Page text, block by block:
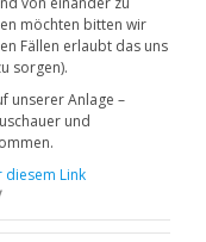
möchten bitten wir
Fällen erlaubt das uns
sorgen).
unserer Anlage –
und
diesem Link